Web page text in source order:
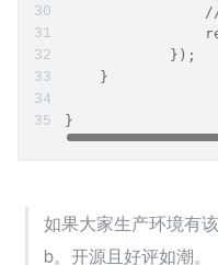
            });
    }
}
如果大家生产环境有
b。开源且好评如潮。